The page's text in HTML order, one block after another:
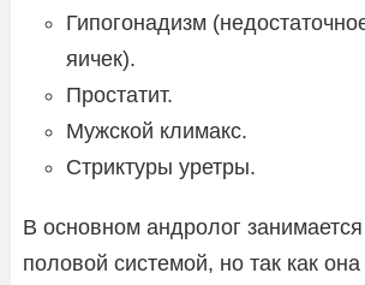
Гипогонадизм
яичек).
Простатит.
Мужской климакс.
Стриктуры уретры.
В основном андролог
половой системой, но так как